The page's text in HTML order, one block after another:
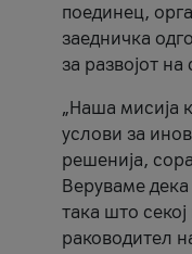
поединец,
заедничка
за развојот
„Наша мисија
услови за
решенија,
Веруваме
така што
раководител